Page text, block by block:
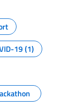
pagina
19 (1)